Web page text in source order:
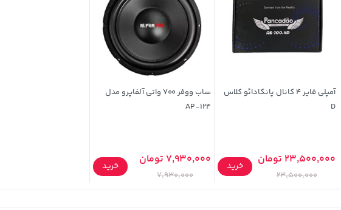
آمپلی فایر 4 کانال پانکادائو کلاس
D
23,500,000 تومان
23,500,000
خرید
ساب ووفر 700 واتی آلفاپرو مدل
AP-124
7,930,000 تومان
7,930,000
خرید